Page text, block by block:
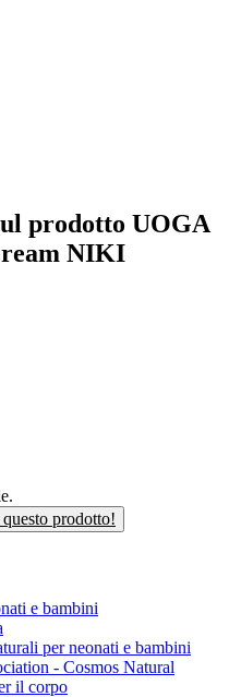
prodotto UOGA
NIKI
prodotto!
e bambini
per neonati e bambini
- Cosmos Natural
il corpo